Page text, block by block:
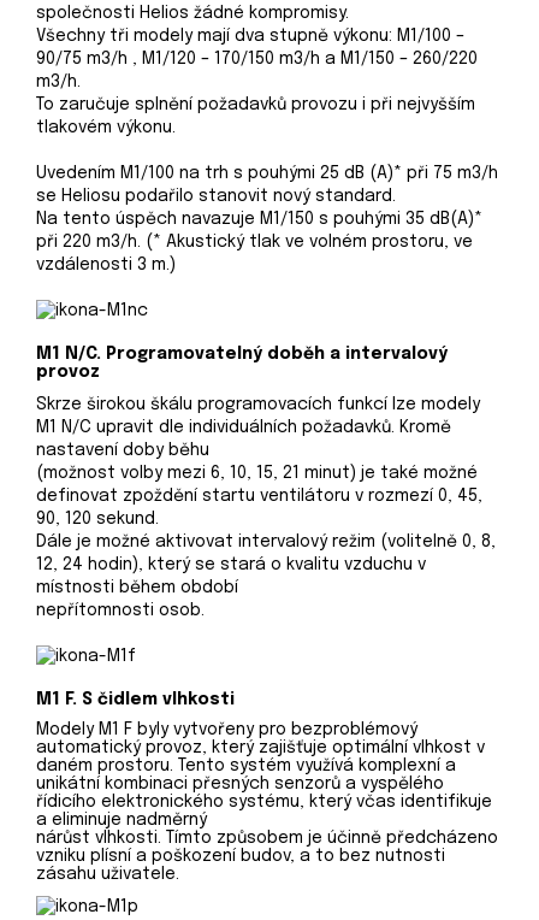
společnosti Helios žádné kompromisy.
Všechny tři modely mají dva stupně výkonu: M1/100 –
90/75 m3/h , M1/120 – 170/150 m3/h a M1/150 – 260/220
m3/h.
To zaručuje splnění požadavků provozu i při nejvyšším
tlakovém výkonu.
Uvedením M1/100 na trh s pouhými 25 dB (A)* při 75 m3/h
se Heliosu podařilo stanovit nový standard.
Na tento úspěch navazuje M1/150 s pouhými 35 dB(A)*
při 220 m3/h. (* Akustický tlak ve volném prostoru, ve
vzdálenosti 3 m.)
M1 N/C. Programovatelný doběh a intervalový
provoz
Skrze širokou škálu programovacích funkcí lze modely
M1 N/C upravit dle individuálních požadavků. Kromě
nastavení doby běhu
(možnost volby mezi 6, 10, 15, 21 minut) je také možné
definovat zpoždění startu ventilátoru v rozmezí 0, 45,
90, 120 sekund.
Dále je možné aktivovat intervalový režim (volitelně 0, 8,
12, 24 hodin), který se stará o kvalitu vzduchu v
místnosti během období
nepřítomnosti osob.
M1 F. S čidlem vlhkosti
Modely M1 F byly vytvořeny pro bezproblémový
automatický provoz, který zajišťuje optimální vlhkost v
daném prostoru. Tento systém využívá komplexní a
unikátní kombinaci přesných senzorů a vyspělého
řídicího elektronického systému, který včas identifikuje
a eliminuje nadměrný
nárůst vlhkosti. Tímto způsobem je účinně předcházeno
vzniku plísní a poškození budov, a to bez nutnosti
zásahu uživatele.